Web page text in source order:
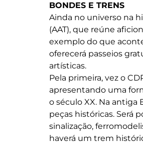
BONDES E TRENS
Ainda no universo na
(AAT), que reúne
exemplo do que
oferecerá passeios
artísticas.
Pela primeira, vez o
apresentando uma
o século XX. Na antiga
peças históricas. Será
sinalização,
haverá um trem